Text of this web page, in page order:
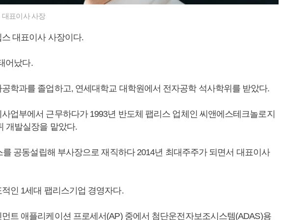
표이사 사장
대표이사 사장이다.
어났다.
학과를 졸업하고, 연세대학교 대학원에서 전자공학 석사학위를 받았다.
업부에서 근무하다가 1993년 반도체 팹리스 업체인 씨앤에스테크놀로지
개발실장을 맡았다.
를 공동설립해 부사장으로 재직하다 2014년 최대주주가 되면서 대표이사
인 1세대 팹리스기업 경영자다.
트 애플리케이션 프로세서(AP) 중에서 첨단운전자보조시스템(ADAS)용